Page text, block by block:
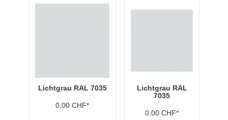
Lichtgrau RAL 7035
0,00 CHF*
Lichtgrau RAL
7035
0,00 CHF*